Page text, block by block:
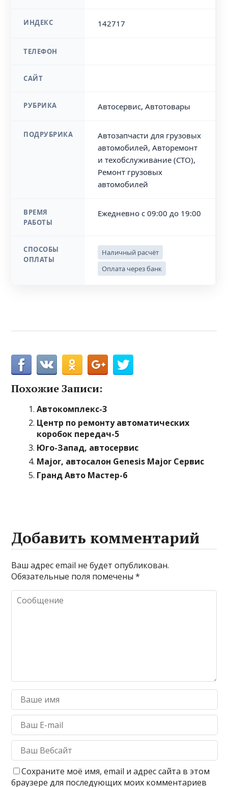
ИНДЕКС 142717
ТЕЛЕФОН
САЙТ
РУБРИКА Автосервис, Автотовары
ПОДРУБРИКА
Автозапчасти для грузовых
автомобилей, Авторемонт
и техобслуживание (СТО),
Ремонт грузовых
автомобилей
ВРЕМЯ
РАБОТЫ
Ежедневно с 09:00 до 19:00
СПОСОБЫ
ОПЛАТЫ
Наличный расчёт
Оплата через банк
Похожие Записи:
Автокомплекс-3
Центр по ремонту автоматических
коробок передач-5
Юго-Запад, автосервис
Major, автосалон Genesis Major Сервис
Гранд Авто Мастер-6
Добавить комментарий
Ваш адрес email не будет опубликован.
Обязательные поля помечены*
Сохраните моё имя, email и адрес сайта в этом
браузере для последующих моих комментариев